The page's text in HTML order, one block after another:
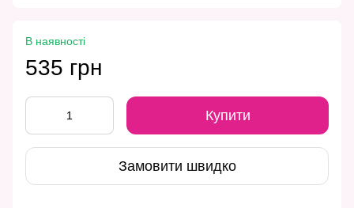
В наявності
535 грн
Купити
Замовити швидко